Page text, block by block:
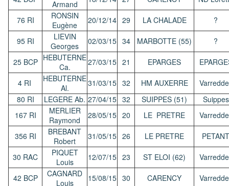
Armand
76 RI
RONSIN
Eugène
20/12/14 29 LA CHALADE ?
95 RI
LIEVIN
Georges
02/03/15 34 MARBOTTE (55) ?
25 BCP HEBUTERNE
Ca.
27/03/15 21 EPARGES
4 RI
HEBUTERNE
Al.
31/03/15 32 HM AUXERRE
80 RI
LEGERE Ab. 27/04/15 32 SUIPPES (51)
Suippes
167 RI
MERLIER
Raymond
28/05/15 20 LE PRETRE
356 RI
BREBANT
Robert
31/05/15 26 LE PRETRE PETANT
30 RAC
PIQUET
Louis
12/07/15 23 ST ELOI (62)
42 BCP
CAGNARD
Louis
15/08/15 30 CARENCY